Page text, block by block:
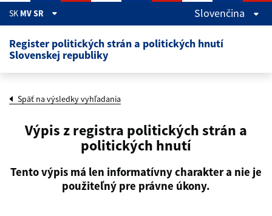
Skočiť na hlavný obsah
SK MV SR Slovenčina
Register politických strán a politických hnutí
Slovenskej republiky
Späť na výsledky vyhľadania
Výpis z registra politických strán a
politických hnutí
Tento výpis má len informatívny charakter a nie je
použiteľný pre právne úkony.